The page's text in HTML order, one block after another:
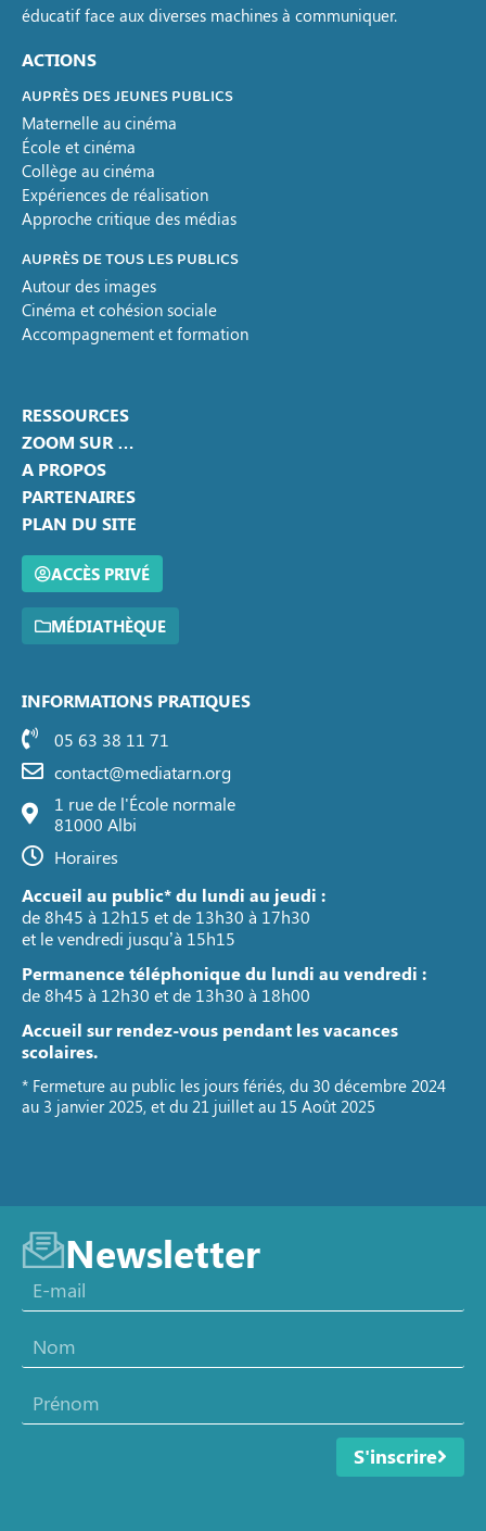
éducatif face aux diverses machines à communiquer.
ACTIONS
AUPRÈS DES JEUNES PUBLICS
Maternelle au cinéma
École et cinéma
Collège au cinéma
Expériences de réalisation
Approche critique des médias
AUPRÈS DE TOUS LES PUBLICS
Autour des images
Cinéma et cohésion sociale
Accompagnement et formation
RESSOURCES
ZOOM SUR …
A PROPOS
PARTENAIRES
PLAN DU SITE
ACCÈS PRIVÉ
MÉDIATHÈQUE
INFORMATIONS PRATIQUES
05 63 38 11 71
contact@mediatarn.org
1 rue de l'École normale
81000 Albi
Horaires
Accueil au public* du lundi au jeudi :
de 8h45 à 12h15 et de 13h30 à 17h30
et le vendredi jusqu’à 15h15
Permanence téléphonique du lundi au vendredi :
de 8h45 à 12h30 et de 13h30 à 18h00
Accueil sur rendez-vous pendant les vacances
scolaires.
* Fermeture au public les jours fériés, du 30 décembre 2024
au 3 janvier 2025, et du 21 juillet au 15 Août 2025
Newsletter
S'inscrire